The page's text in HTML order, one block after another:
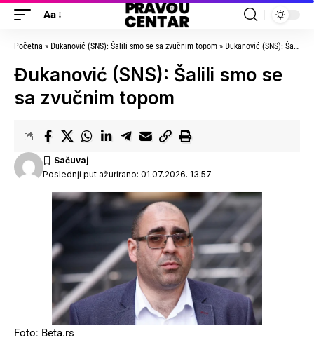
Aa
Početna » Đukanović (SNS): Šalili smo se sa zvučnim topom » Đukanović (SNS): Šalili smo se sa zvučnim topom
Đukanović (SNS): Šalili smo se
sa zvučnim topom
Poslednji put ažurirano: 01.07.2026. 13:57
Foto: Beta.rs